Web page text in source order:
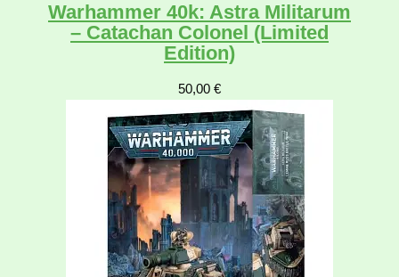
Warhammer 40k: Astra Militarum
– Catachan Colonel (Limited
Edition)
50,00 €